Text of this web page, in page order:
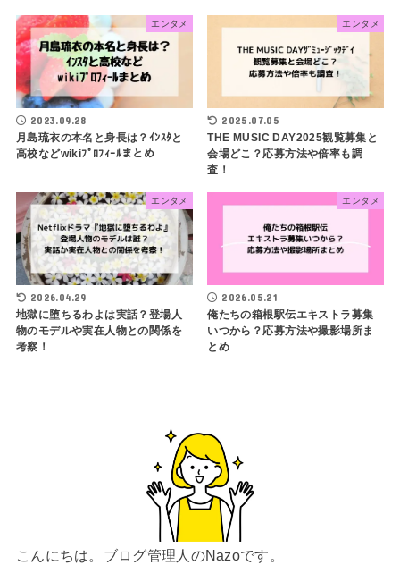
エンタメ
2023.09.28
月島琉衣の本名と身長は？ｲﾝｽﾀと
高校などwikiﾌﾟﾛﾌｨｰﾙまとめ
エンタメ
2025.07.05
THE MUSIC DAY2025観覧募集と
会場どこ？応募方法や倍率も調
査！
エンタメ
2026.04.29
地獄に堕ちるわよは実話？登場人
物のモデルや実在人物との関係を
考察！
エンタメ
2026.05.21
俺たちの箱根駅伝エキストラ募集
いつから？応募方法や撮影場所ま
とめ
こんにちは。ブログ管理人のNazoです。